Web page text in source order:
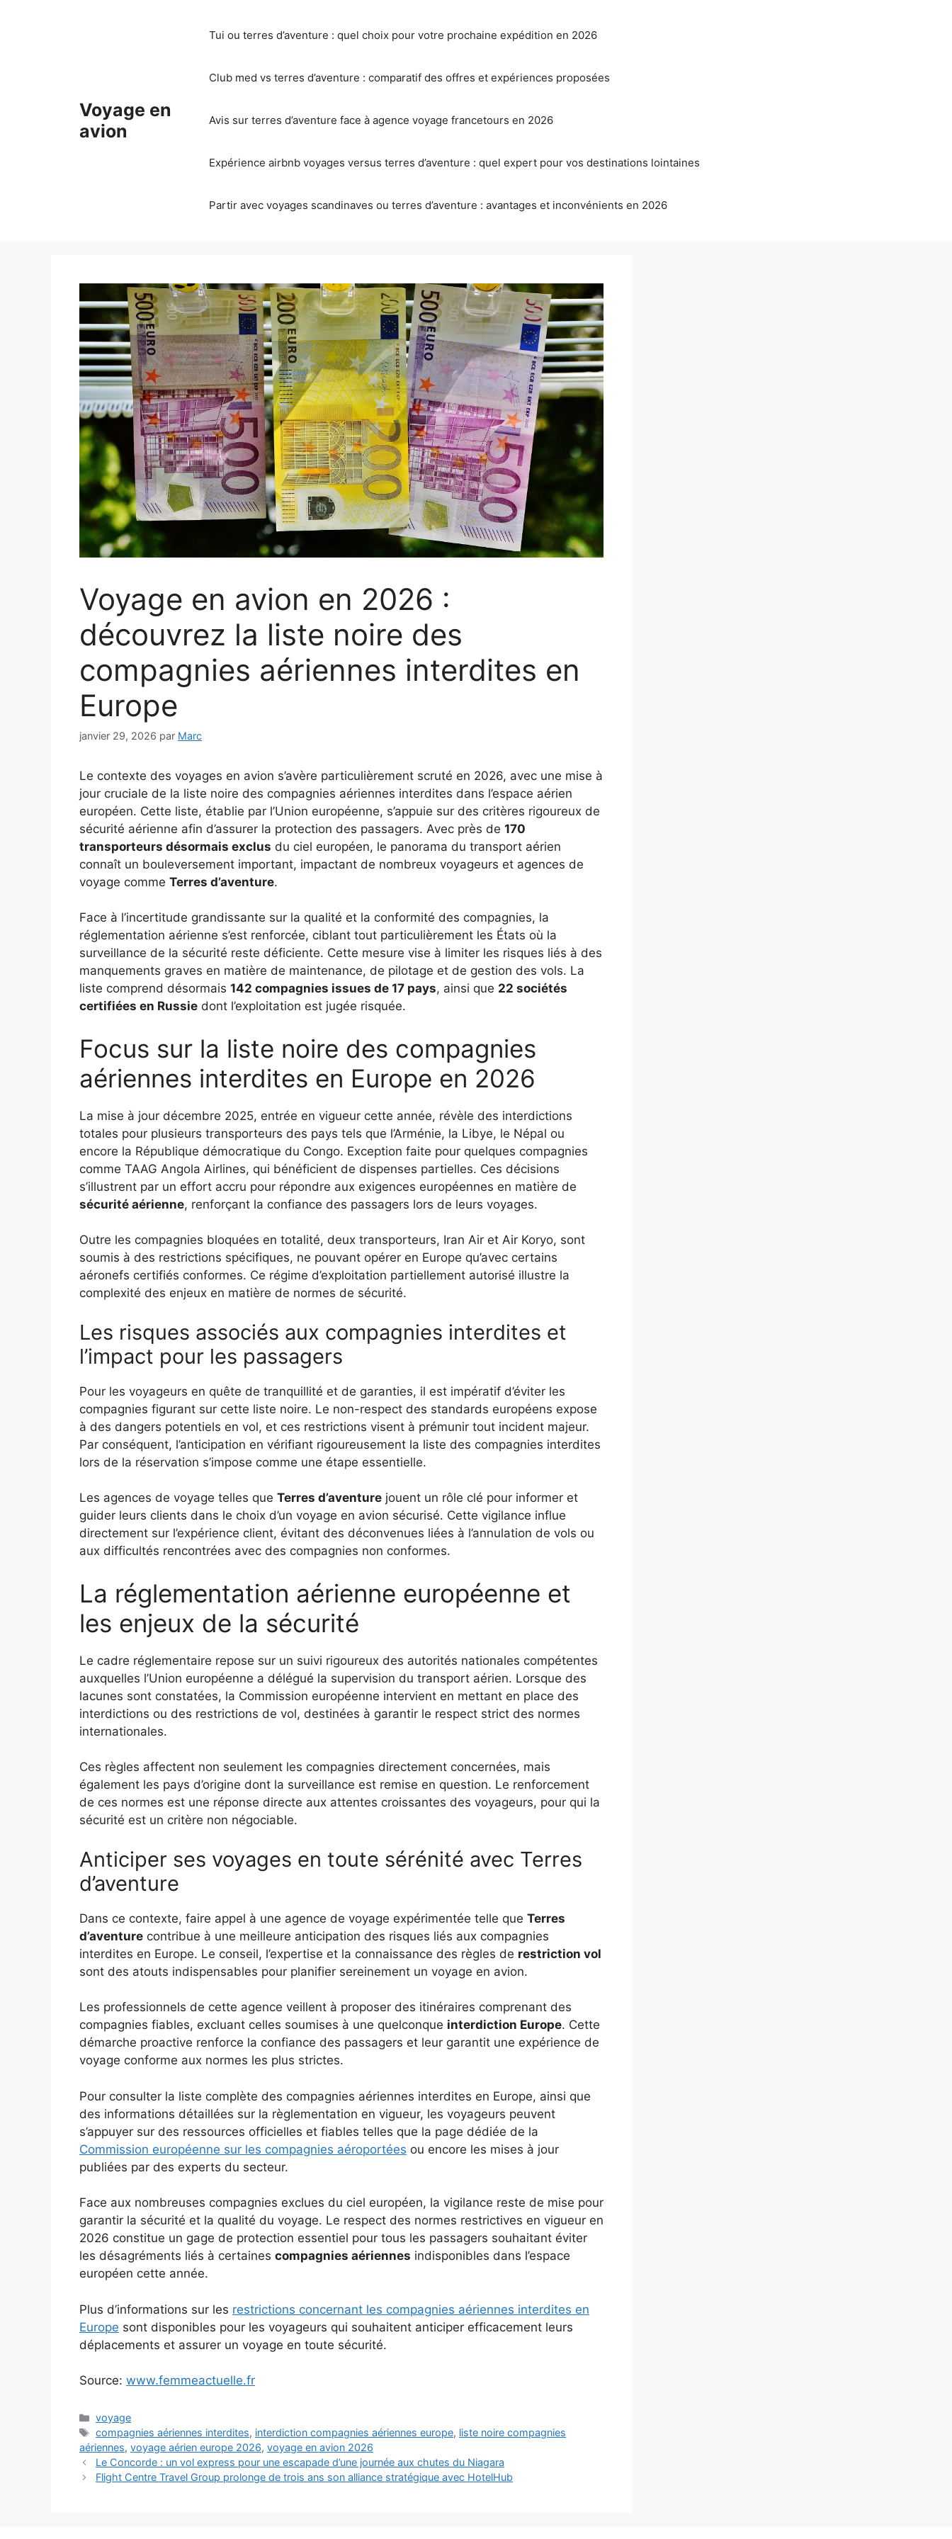
Voyage en
avion
Tui ou terres d’aventure : quel choix pour votre prochaine expédition en 2026
Club med vs terres d’aventure : comparatif des offres et expériences proposées
Avis sur terres d’aventure face à agence voyage francetours en 2026
Expérience airbnb voyages versus terres d’aventure : quel expert pour vos destinations lointaines
Partir avec voyages scandinaves ou terres d’aventure : avantages et inconvénients en 2026
Voyage en avion en 2026 :
découvrez la liste noire des
compagnies aériennes interdites en
Europe
janvier 29, 2026 par Marc
Le contexte des voyages en avion s’avère particulièrement scruté en 2026, avec une mise à
jour cruciale de la liste noire des compagnies aériennes interdites dans l’espace aérien
européen. Cette liste, établie par l’Union européenne, s’appuie sur des critères rigoureux de
sécurité aérienne afin d’assurer la protection des passagers. Avec près de 170
transporteurs désormais exclus du ciel européen, le panorama du transport aérien
connaît un bouleversement important, impactant de nombreux voyageurs et agences de
voyage comme Terres d’aventure.
Face à l’incertitude grandissante sur la qualité et la conformité des compagnies, la
réglementation aérienne s’est renforcée, ciblant tout particulièrement les États où la
surveillance de la sécurité reste déficiente. Cette mesure vise à limiter les risques liés à des
manquements graves en matière de maintenance, de pilotage et de gestion des vols. La
liste comprend désormais 142 compagnies issues de 17 pays, ainsi que 22 sociétés
certifiées en Russie dont l’exploitation est jugée risquée.
Focus sur la liste noire des compagnies
aériennes interdites en Europe en 2026
La mise à jour décembre 2025, entrée en vigueur cette année, révèle des interdictions
totales pour plusieurs transporteurs des pays tels que l’Arménie, la Libye, le Népal ou
encore la République démocratique du Congo. Exception faite pour quelques compagnies
comme TAAG Angola Airlines, qui bénéficient de dispenses partielles. Ces décisions
s’illustrent par un effort accru pour répondre aux exigences européennes en matière de
sécurité aérienne, renforçant la confiance des passagers lors de leurs voyages.
Outre les compagnies bloquées en totalité, deux transporteurs, Iran Air et Air Koryo, sont
soumis à des restrictions spécifiques, ne pouvant opérer en Europe qu’avec certains
aéronefs certifiés conformes. Ce régime d’exploitation partiellement autorisé illustre la
complexité des enjeux en matière de normes de sécurité.
Les risques associés aux compagnies interdites et
l’impact pour les passagers
Pour les voyageurs en quête de tranquillité et de garanties, il est impératif d’éviter les
compagnies figurant sur cette liste noire. Le non-respect des standards européens expose
à des dangers potentiels en vol, et ces restrictions visent à prémunir tout incident majeur.
Par conséquent, l’anticipation en vérifiant rigoureusement la liste des compagnies interdites
lors de la réservation s’impose comme une étape essentielle.
Les agences de voyage telles que Terres d’aventure jouent un rôle clé pour informer et
guider leurs clients dans le choix d’un voyage en avion sécurisé. Cette vigilance influe
directement sur l’expérience client, évitant des déconvenues liées à l’annulation de vols ou
aux difficultés rencontrées avec des compagnies non conformes.
La réglementation aérienne européenne et
les enjeux de la sécurité
Le cadre réglementaire repose sur un suivi rigoureux des autorités nationales compétentes
auxquelles l’Union européenne a délégué la supervision du transport aérien. Lorsque des
lacunes sont constatées, la Commission européenne intervient en mettant en place des
interdictions ou des restrictions de vol, destinées à garantir le respect strict des normes
internationales.
Ces règles affectent non seulement les compagnies directement concernées, mais
également les pays d’origine dont la surveillance est remise en question. Le renforcement
de ces normes est une réponse directe aux attentes croissantes des voyageurs, pour qui la
sécurité est un critère non négociable.
Anticiper ses voyages en toute sérénité avec Terres
d’aventure
Dans ce contexte, faire appel à une agence de voyage expérimentée telle que Terres
d’aventure contribue à une meilleure anticipation des risques liés aux compagnies
interdites en Europe. Le conseil, l’expertise et la connaissance des règles de restriction vol
sont des atouts indispensables pour planifier sereinement un voyage en avion.
Les professionnels de cette agence veillent à proposer des itinéraires comprenant des
compagnies fiables, excluant celles soumises à une quelconque interdiction Europe. Cette
démarche proactive renforce la confiance des passagers et leur garantit une expérience de
voyage conforme aux normes les plus strictes.
Pour consulter la liste complète des compagnies aériennes interdites en Europe, ainsi que
des informations détaillées sur la règlementation en vigueur, les voyageurs peuvent
s’appuyer sur des ressources officielles et fiables telles que la page dédiée de la
Commission européenne sur les compagnies aéroportées ou encore les mises à jour
publiées par des experts du secteur.
Face aux nombreuses compagnies exclues du ciel européen, la vigilance reste de mise pour
garantir la sécurité et la qualité du voyage. Le respect des normes restrictives en vigueur en
2026 constitue un gage de protection essentiel pour tous les passagers souhaitant éviter
les désagréments liés à certaines compagnies aériennes indisponibles dans l’espace
européen cette année.
Plus d’informations sur les restrictions concernant les compagnies aériennes interdites en
Europe sont disponibles pour les voyageurs qui souhaitent anticiper efficacement leurs
déplacements et assurer un voyage en toute sécurité.
Source: www.femmeactuelle.fr
Catégories
voyage
Étiquettes
compagnies aériennes interdites, interdiction compagnies aériennes europe, liste noire compagnies
aériennes, voyage aérien europe 2026, voyage en avion 2026
Le Concorde : un vol express pour une escapade d’une journée aux chutes du Niagara
Flight Centre Travel Group prolonge de trois ans son alliance stratégique avec HotelHub